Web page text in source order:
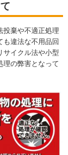
投棄や不適正処理
も違法な不用品回
サイクル法や小型
理の弊害となって